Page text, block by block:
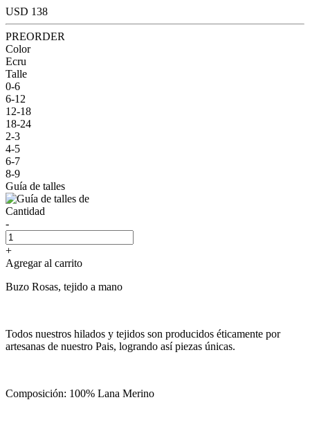
USD 138
PREORDER
Color
Ecru
Talle
0-6
6-12
12-18
18-24
2-3
4-5
6-7
8-9
Guía de talles
Cantidad
-
+
Agregar al carrito
Buzo Rosas, tejido a mano
Todos nuestros hilados y tejidos son producidos éticamente por
artesanas de nuestro Pais, logrando así piezas únicas.
Composición: 100% Lana Merino